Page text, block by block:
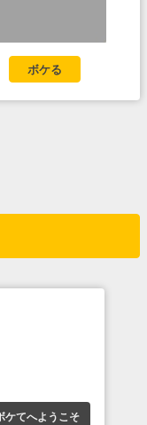
ボケる
ケてへようこそ